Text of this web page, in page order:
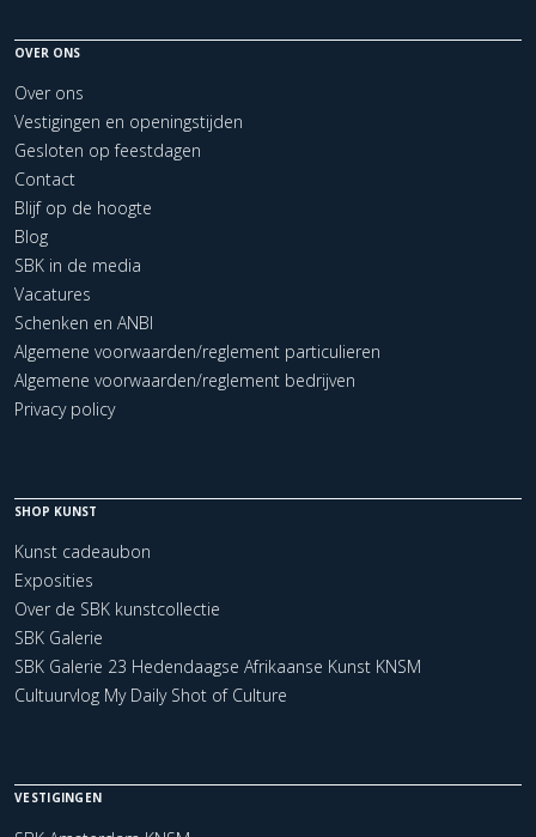
OVER ONS
Over ons
Vestigingen en openingstijden
Gesloten op feestdagen
Contact
Blijf op de hoogte
Blog
SBK in de media
Vacatures
Schenken en ANBI
Algemene voorwaarden/reglement particulieren
Algemene voorwaarden/reglement bedrijven
Privacy policy
SHOP KUNST
Kunst cadeaubon
Exposities
Over de SBK kunstcollectie
SBK Galerie
SBK Galerie 23 Hedendaagse Afrikaanse Kunst KNSM
Cultuurvlog My Daily Shot of Culture
VESTIGINGEN